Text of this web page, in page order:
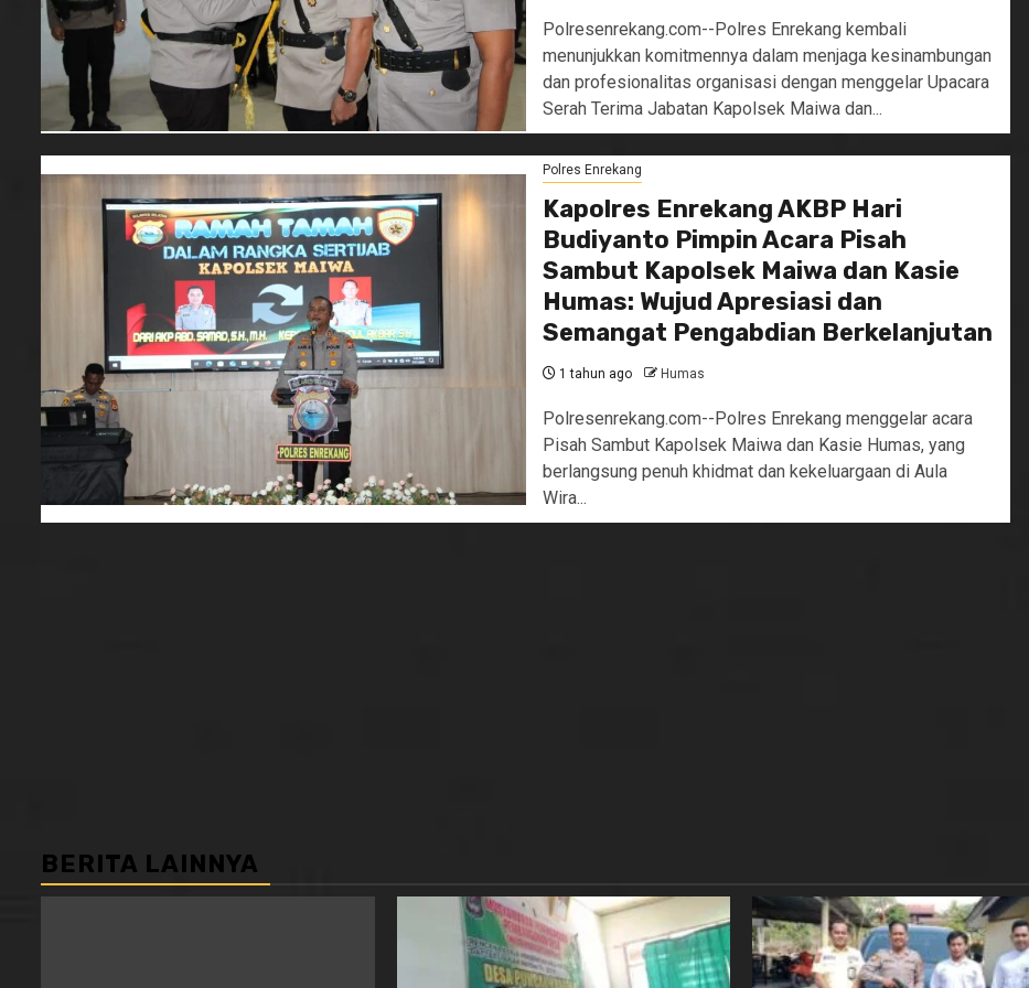
Polresenrekang.com--Polres Enrekang kembali
menunjukkan komitmennya dalam menjaga kesinambungan
dan profesionalitas organisasi dengan menggelar Upacara
Serah Terima Jabatan Kapolsek Maiwa dan...
Polres Enrekang
Kapolres Enrekang AKBP Hari
Budiyanto Pimpin Acara Pisah
Sambut Kapolsek Maiwa dan Kasie
Humas: Wujud Apresiasi dan
Semangat Pengabdian Berkelanjutan
1 tahun ago Humas
Polresenrekang.com--Polres Enrekang menggelar acara
Pisah Sambut Kapolsek Maiwa dan Kasie Humas, yang
berlangsung penuh khidmat dan kekeluargaan di Aula
Wira...
BERITA LAINNYA